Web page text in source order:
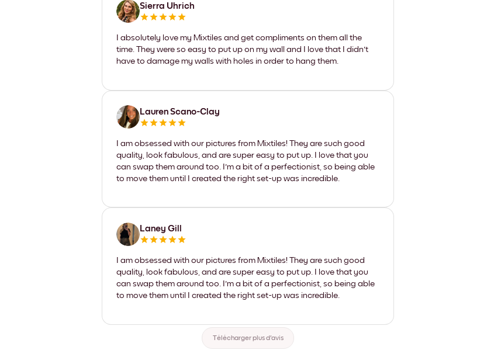
Sierra Uhrich
I absolutely love my Mixtiles and get compliments on them all the
time. They were so easy to put up on my wall and I love that I didn't
have to damage my walls with holes in order to hang them.
Lauren Scano-Clay
I am obsessed with our pictures from Mixtiles! They are such good
quality, look fabulous, and are super easy to put up. I love that you
can swap them around too. I'm a bit of a perfectionist, so being able
to move them until I created the right set-up was incredible.
Laney Gill
I am obsessed with our pictures from Mixtiles! They are such good
quality, look fabulous, and are super easy to put up. I love that you
can swap them around too. I'm a bit of a perfectionist, so being able
to move them until I created the right set-up was incredible.
Télécharger plus d'avis